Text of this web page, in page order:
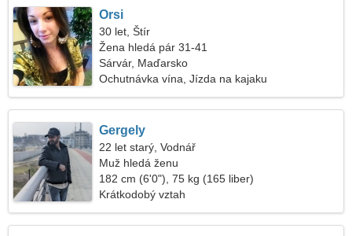
Orsi
30 let, Štír
Žena hledá pár 31-41
Sárvár, Maďarsko
Ochutnávka vína, Jízda na kajaku
Gergely
22 let starý, Vodnář
Muž hledá ženu
182 cm (6'0"), 75 kg (165 liber)
Krátkodobý vztah